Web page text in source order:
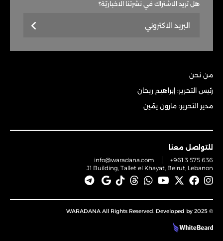
هل تريد الاشتراك في نشرتنا الاخباريّة؟
من نحن
رئيس التحرير: إبراهيم ريحان
مدير التحرير: مارون يمّين
للتواصل معنا
info@waradana.com
+961 3 575 636
J1 Building, Tallet el Khayat, Beirut, Lebanon
© 2025 WARADANA All Rights Reserved. Developed by